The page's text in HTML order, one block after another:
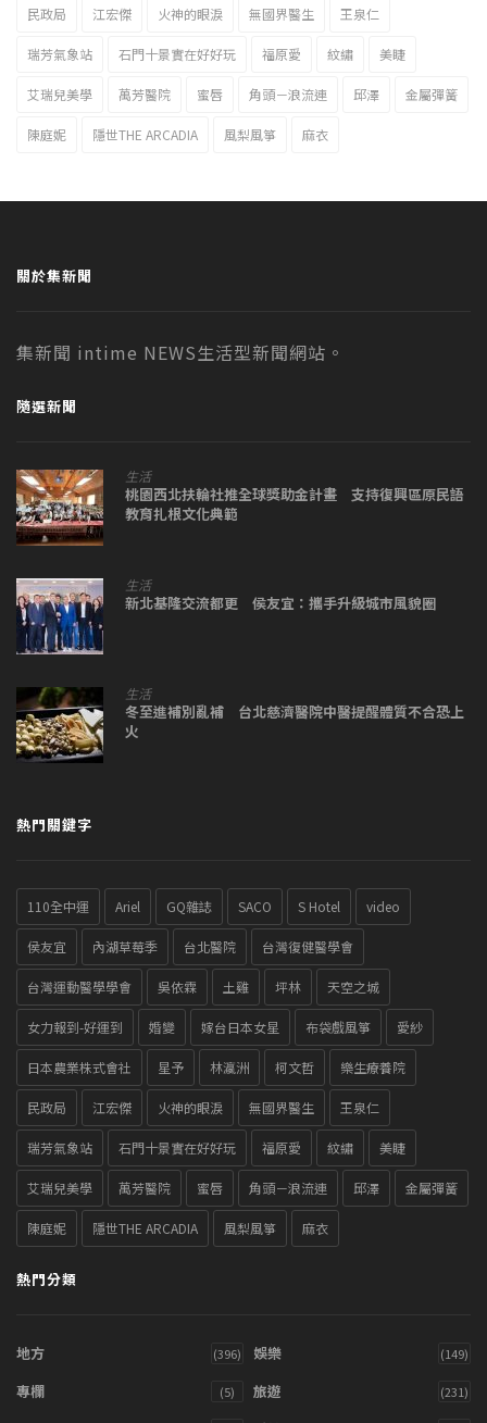
民政局 江宏傑 火神的眼淚 無國界醫生 王泉仁
瑞芳氣象站 石門十景實在好好玩 福原愛 紋繡 美睫
艾瑞兒美學 萬芳醫院 蜜唇 角頭－浪流連 邱澤 金屬彈簧
陳庭妮 隱世THE ARCADIA 風梨風箏 麻衣
關於集新聞
集新聞 intime NEWS生活型新聞網站。
隨選新聞
生活
桃園西北扶輪社推全球獎助金計畫 支持復興區原民語
教育扎根文化典範
生活
新北基隆交流都更 侯友宜：攜手升級城市風貌圈
生活
冬至進補別亂補 台北慈濟醫院中醫提醒體質不合恐上
火
熱門關鍵字
110全中運 Ariel GQ雜誌 SACO S Hotel video
侯友宜 內湖草莓季 台北醫院 台灣復健醫學會
台灣運動醫學學會 吳依霖 土雞 坪林 天空之城
女力報到-好運到 婚變 嫁台日本女星 布袋戲風箏 愛紗
日本農業株式會社 星予 林瀛洲 柯文哲 樂生療養院
民政局 江宏傑 火神的眼淚 無國界醫生 王泉仁
瑞芳氣象站 石門十景實在好好玩 福原愛 紋繡 美睫
艾瑞兒美學 萬芳醫院 蜜唇 角頭－浪流連 邱澤 金屬彈簧
陳庭妮 隱世THE ARCADIA 風梨風箏 麻衣
熱門分類
地方 (396) 娛樂 (149)
專欄 (5) 旅遊 (231)